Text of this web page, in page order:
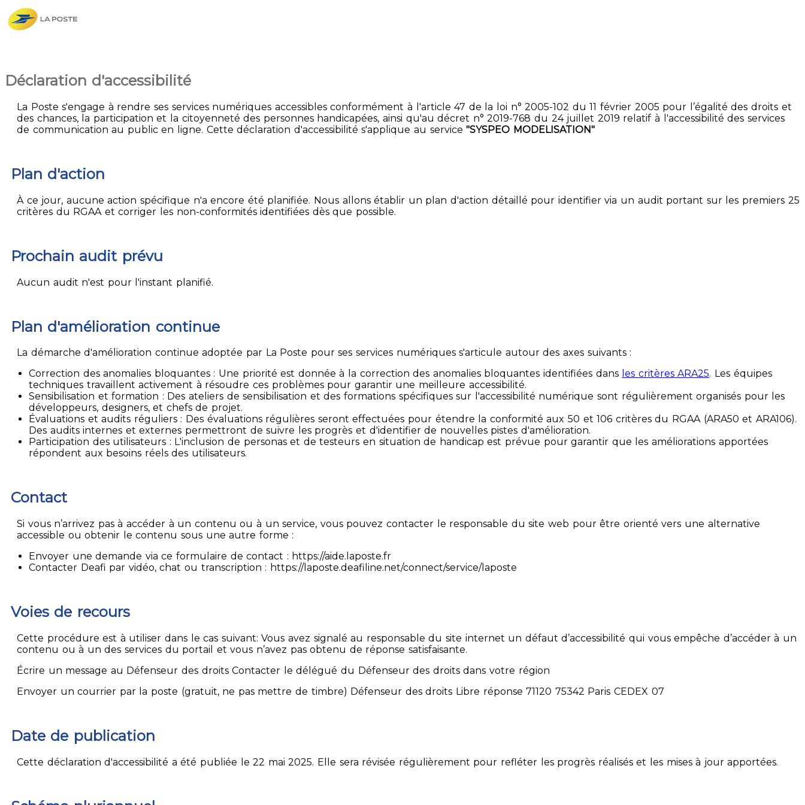
Déclaration d'accessibilité
La Poste s'engage à rendre ses services numériques accessibles conformément à l'article 47 de la loi n° 2005-102 du 11 février 2005 pour l’égalité des droits et
des chances, la participation et la citoyenneté des personnes handicapées, ainsi qu'au décret n° 2019-768 du 24 juillet 2019 relatif à l'accessibilité des services
de communication au public en ligne. Cette déclaration d'accessibilité s'applique au service"SYSPEO MODELISATION"
Plan d'action
À ce jour, aucune action spécifique n'a encore été planifiée. Nous allons établir un plan d'action détaillé pour identifier via un audit portant sur les premiers 25
critères du RGAA et corriger les non-conformités identifiées dès que possible.
Prochain audit prévu
Aucun audit n'est pour l'instant planifié.
Plan d'amélioration continue
La démarche d'amélioration continue adoptée par La Poste pour ses services numériques s'articule autour des axes suivants :
Correction des anomalies bloquantes : Une priorité est donnée à la correction des anomalies bloquantes identifiées dans les critères ARA25. Les équipes
techniques travaillent activement à résoudre ces problèmes pour garantir une meilleure accessibilité.
Sensibilisation et formation : Des ateliers de sensibilisation et des formations spécifiques sur l'accessibilité numérique sont régulièrement organisés pour les
développeurs, designers, et chefs de projet.
Évaluations et audits réguliers : Des évaluations régulières seront effectuées pour étendre la conformité aux 50 et 106 critères du RGAA (ARA50 et ARA106).
Des audits internes et externes permettront de suivre les progrès et d'identifier de nouvelles pistes d'amélioration.
Participation des utilisateurs : L'inclusion de personas et de testeurs en situation de handicap est prévue pour garantir que les améliorations apportées
répondent aux besoins réels des utilisateurs.
Contact
Si vous n’arrivez pas à accéder à un contenu ou à un service, vous pouvez contacter le responsable du site web pour être orienté vers une alternative
accessible ou obtenir le contenu sous une autre forme :
Envoyer une demande via ce formulaire de contact : https://aide.laposte.fr
Contacter Deafi par vidéo, chat ou transcription : https://laposte.deafiline.net/connect/service/laposte
Voies de recours
Cette procédure est à utiliser dans le cas suivant: Vous avez signalé au responsable du site internet un défaut d’accessibilité qui vous empêche d’accéder à un
contenu ou à un des services du portail et vous n’avez pas obtenu de réponse satisfaisante.
Écrire un message au Défenseur des droits Contacter le délégué du Défenseur des droits dans votre région
Envoyer un courrier par la poste (gratuit, ne pas mettre de timbre) Défenseur des droits Libre réponse 71120 75342 Paris CEDEX 07
Date de publication
Cette déclaration d'accessibilité a été publiée le 22 mai 2025. Elle sera révisée régulièrement pour refléter les progrès réalisés et les mises à jour apportées.